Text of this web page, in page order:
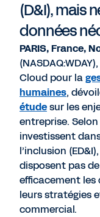
(D&I), mais
données
PARIS, France,
Cloud pour la
humaines,
étudesur les
entreprise.
investissent
l’inclusion
disposent pas
efficacement les
leurs stratégies
commercial.